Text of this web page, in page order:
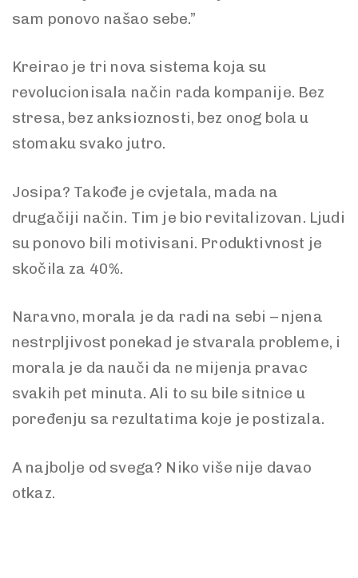
sam ponovo našao sebe.”
Kreirao je tri nova sistema koja su
revolucionisala način rada kompanije. Bez
stresa, bez anksioznosti, bez onog bola u
stomaku svako jutro.
Josipa? Takođe je cvjetala, mada na
drugačiji način. Tim je bio revitalizovan. Ljudi
su ponovo bili motivisani. Produktivnost je
skočila za 40%.
Naravno, morala je da radi na sebi – njena
nestrpljivost ponekad je stvarala probleme, i
morala je da nauči da ne mijenja pravac
svakih pet minuta. Ali to su bile sitnice u
poređenju sa rezultatima koje je postizala.
A najbolje od svega? Niko više nije davao
otkaz.